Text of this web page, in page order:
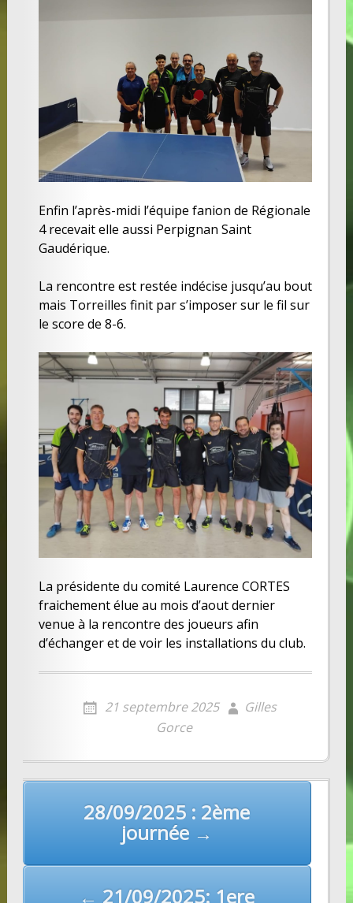
Enfin l’après-midi l’équipe fanion de Régionale
4 recevait elle aussi Perpignan Saint
Gaudérique.
La rencontre est restée indécise jusqu’au bout
mais Torreilles finit par s’imposer sur le fil sur
le score de 8-6.
La présidente du comité Laurence CORTES
fraichement élue au mois d’aout dernier
venue à la rencontre des joueurs afin
d’échanger et de voir les installations du club.
21 septembre 2025
Gilles
Gorce
Post
navigation28/09/2025 : 2ème
journée →
← 21/09/2025: 1ere